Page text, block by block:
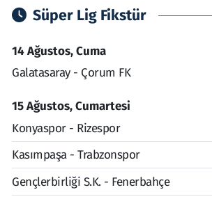
Süper Lig Fikstür
14 Ağustos, Cuma
Galatasaray - Çorum FK
15 Ağustos, Cumartesi
Konyaspor - Rizespor
Kasımpaşa - Trabzonspor
Gençlerbirliği S.K. - Fenerbahçe